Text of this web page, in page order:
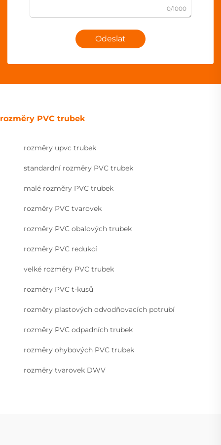
0/1000
Odeslat
rozměry PVC trubek
rozměry upvc trubek
standardní rozměry PVC trubek
malé rozměry PVC trubek
rozměry PVC tvarovek
rozměry PVC obalových trubek
rozměry PVC redukcí
velké rozměry PVC trubek
rozměry PVC t-kusů
rozměry plastových odvodňovacích potrubí
rozměry PVC odpadních trubek
rozměry ohybových PVC trubek
rozměry tvarovek DWV